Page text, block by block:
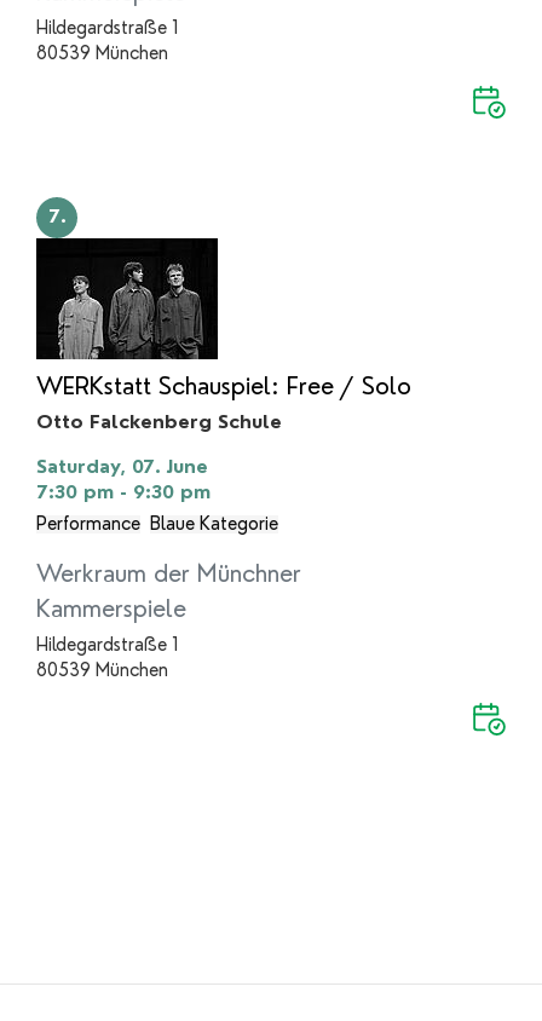
Hildegardstraße 1
80539 München
7.
WERKstatt Schauspiel: Free / Solo
Otto Falckenberg Schule
Saturday, 07. June
7:30 pm - 9:30 pm
Performance Blaue Kategorie
Werkraum der Münchner
Kammerspiele
Hildegardstraße 1
80539 München